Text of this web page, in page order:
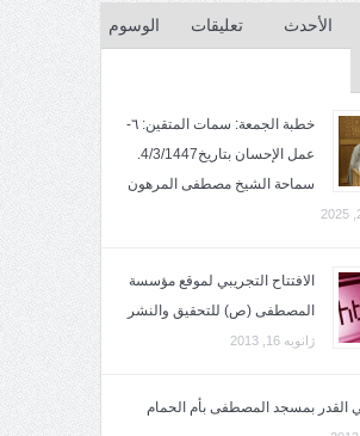
الأحدث تعليقات الوسوم
خطبة الجمعة: سمات المتقين: ٦-
عمل الإحسان بتاريخ4/3/1447.
سماحة الشيخ مصطفى المرهون
الافتتاح التجريبي لموقع مؤسسة
المصطفى (ص) للتحقيق والنشر
ژانویه 16, 2013
القدر بمسجد المصطفى بأم الحمام